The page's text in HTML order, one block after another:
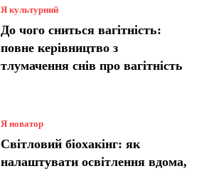
Я культурний
До чого сниться вагітність:
повне керівництво з
тлумачення снів про вагітність
Я новатор
Світловий біохакінг: як
налаштувати освітлення вдома,